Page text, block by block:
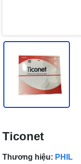
Ticonet
Thương hiệu: PHIL